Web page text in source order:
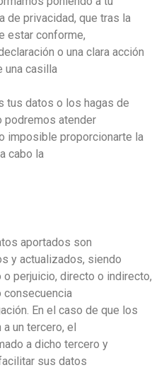
privacidad, que tras la
estar conforme,
o una clara acción
una casilla
tus datos o los hagas de
podremos atender
imposible proporcionarte la
cabo la
aportados son
y actualizados, siendo
perjuicio, directo o indirecto,
consecuencia
En el caso de que los
un tercero, el
a dicho tercero y
sus datos